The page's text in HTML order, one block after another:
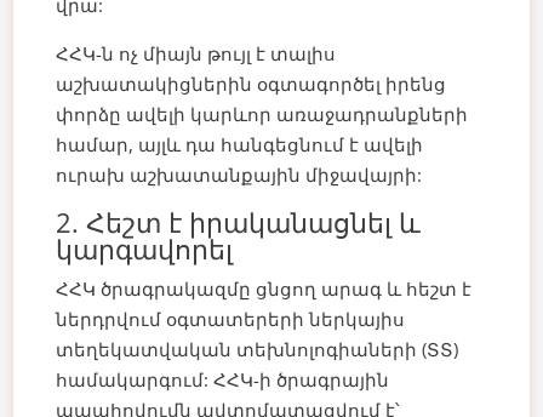
ՀՀԿ-ն ոչ միայն թույլ է տալիս
աշխատակիցներին օգտագործել իրենց
փորձը ավելի կարևոր առաջադրանքների
համար, այլև դա հանգեցնում է ավելի
ուրախ աշխատանքային միջավայրի:
2. Հեշտ է իրականացնել և
կարգավորել
ՀՀԿ ծրագրակազմը ցնցող արագ և հեշտ է
ներդրվում օգտատերերի ներկայիս
տեղեկատվական տեխնոլոգիաների (ՏՏ)
համակարգում: ՀՀԿ-ի ծրագրային
ապահովումն ավտոմատացվում է՝